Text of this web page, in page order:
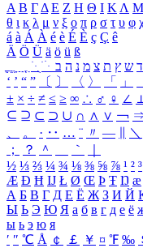
Α Β ΓΔ Ε Ζ Η Θ Ι ΚΛ Μ
θ ι κ λ μ ν ξ ο π ρ σ τ υ φ
á à Á À é è É È ç Ç ê
Ä Ö Ü ä ö ü ß
ִֶֹ ֻּ ׁׂ ד ש ץ ת צ מ נ ה ב
‘ ’ “ ” 〔 〕 〈 〉 「 」
± × ÷ ≠ ≤ ≥ ∞ ∴ ♂ ♀ ∠
⊆ ⊇ ⊂ ⊃ ∪ ∩ ∧ ∨ ￢
、
。 · ‥ … ¨ 〃 ― ＼
；
？ ＾ ｀
½ ⅓ ⅔ ¼ ¾ ⅛ ⅜ ⅝ ⅞ ¹ ² ³
Æ Ð Ħ Ĳ Ł Ø Œ Þ Ŧ Ŋ æ
А Б В Г Д Е Ё Ж З И Й
Ы Ь Э Ю Я а б в г д е ё
ы ь э ю я
′ ″ ℃ Å ￠ ￡ ￥ ¤ ℉ ‰